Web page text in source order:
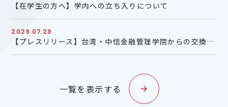
【在学生の方へ】学内への立ち入りについて
2026.07.29
【プレスリリース】台湾・中信金融管理学院からの交換留学生によるインターンシップ（7/30,31）中止のお知らせ
一覧を表示する